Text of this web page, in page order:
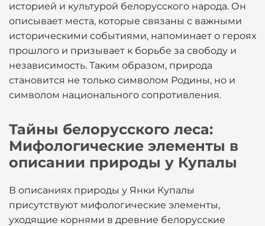
историей и культурой белорусского народа. Он
описывает места, которые связаны с важными
историческими событиями, напоминает о героях
прошлого и призывает к борьбе за свободу и
независимость. Таким образом, природа
становится не только символом Родины, но и
символом национального сопротивления.
Тайны белорусского леса:
Мифологические элементы в
описании природы у Купалы
В описаниях природы у Янки Купалы
присутствуют мифологические элементы,
уходящие корнями в древние белорусские